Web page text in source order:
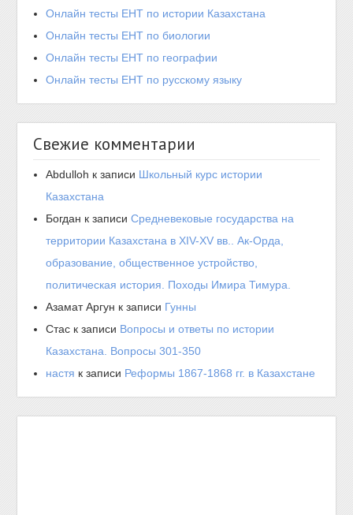
Онлайн тесты ЕНТ по истории Казахстана
Онлайн тесты ЕНТ по биологии
Онлайн тесты ЕНТ по географии
Онлайн тесты ЕНТ по русскому языку
Свежие комментарии
Abdulloh к записи Школьный курс истории
Казахстана
Богдан к записиСредневековые государства на
территории Казахстана в XIV-XV вв.. Ак-Орда,
образование, общественное устройство,
политическая история. Походы Имира Тимура.
Азамат Аргун к записи Гунны
Стас к записи Вопросы и ответы по истории
Казахстана. Вопросы 301-350
настя к записи Реформы 1867-1868 гг. в Казахстане